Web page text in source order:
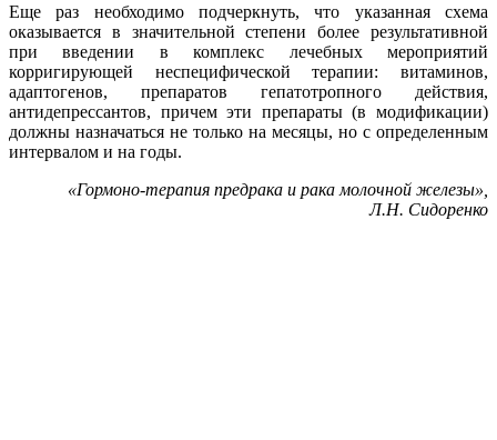
Еще раз необходимо подчеркнуть, что указанная схема
оказывается в значительной степени более результативной
при введении в комплекс лечебных мероприятий
корригирующей неспецифической терапии: витаминов,
адаптогенов, препаратов гепатотропного действия,
антидепрессантов, причем эти препараты (в модификации)
должны назначаться не только на месяцы, но с определенным
интервалом и на годы.
«Гормоно-терапия предрака и рака молочной железы»,
Л.Н. Сидоренко